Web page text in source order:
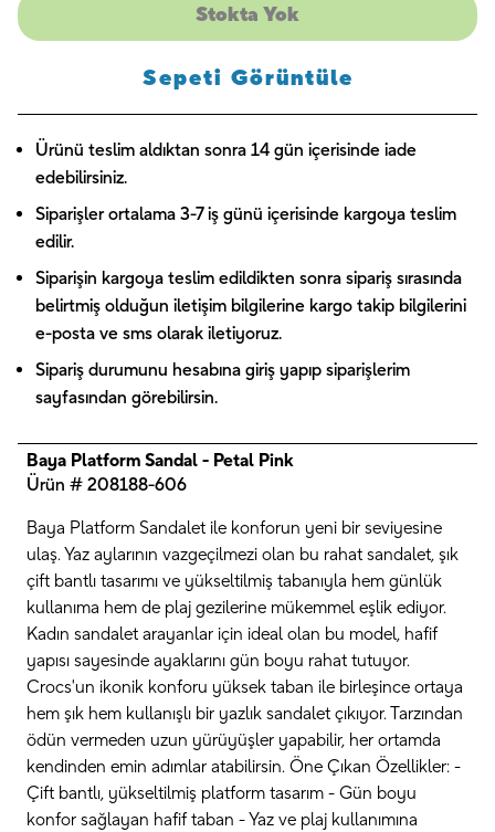
Stokta Yok
Sepeti Görüntüle
Ürünü teslim aldıktan sonra 14 gün içerisinde iade
edebilirsiniz.
Siparişler ortalama 3-7 iş günü içerisinde kargoya teslim
edilir.
Siparişin kargoya teslim edildikten sonra sipariş sırasında
belirtmiş olduğun iletişim bilgilerine kargo takip bilgilerini
e-posta ve sms olarak iletiyoruz.
Sipariş durumunu hesabına giriş yapıp siparişlerim
sayfasından görebilirsin.
Baya Platform Sandal - Petal Pink
Ürün # 208188-606
Baya Platform Sandalet ile konforun yeni bir seviyesine
ulaş. Yaz aylarının vazgeçilmezi olan bu rahat sandalet, şık
çift bantlı tasarımı ve yükseltilmiş tabanıyla hem günlük
kullanıma hem de plaj gezilerine mükemmel eşlik ediyor.
Kadın sandalet arayanlar için ideal olan bu model, hafif
yapısı sayesinde ayaklarını gün boyu rahat tutuyor.
Crocs'un ikonik konforu yüksek taban ile birleşince ortaya
hem şık hem kullanışlı bir yazlık sandalet çıkıyor. Tarzından
ödün vermeden uzun yürüyüşler yapabilir, her ortamda
kendinden emin adımlar atabilirsin. Öne Çıkan Özellikler: -
Çift bantlı, yükseltilmiş platform tasarım - Gün boyu
konfor sağlayan hafif taban - Yaz ve plaj kullanımına